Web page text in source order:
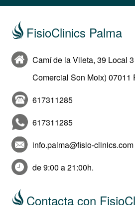
FisioClinics Palma
Camí de la Vileta, 39 Local
Comercial Son Moix) 07011
617311285
617311285
info.palma@fisio-clinics.com
de 9:00 a 21:00h.
Contacta con